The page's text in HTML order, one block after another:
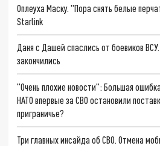
Оплеуха Маску. "Пора снять белые
Starlink
Даня с Дашей спаслись от боевиков
закончились
"Очень плохие новости": Большая
НАТО впервые за СВО остановили
приграничье?
Три главных инсайда об СВО. Отмена